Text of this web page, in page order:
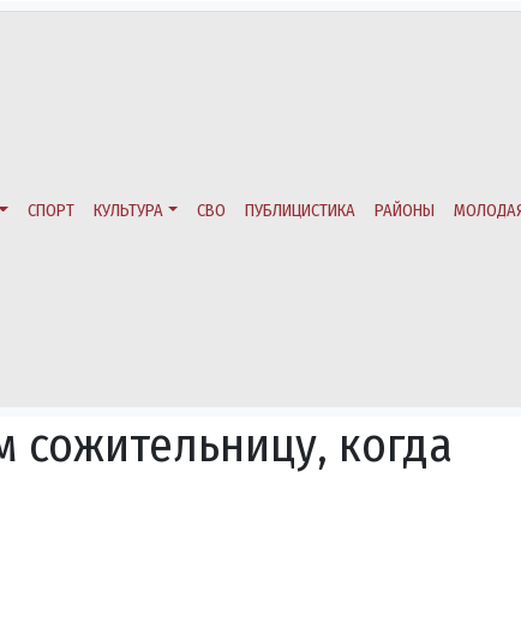
СПОРТ КУЛЬТУРА СВО ПУБЛИЦИСТИКА РАЙОНЫ
когда